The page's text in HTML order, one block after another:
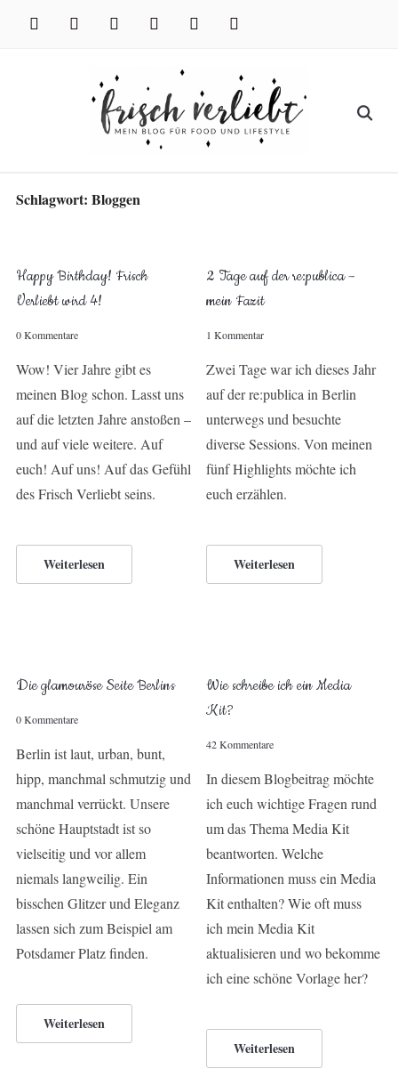
facebook instagram pinterest twitter xing youtube
Search
Schlagwort: Bloggen
Happy Birthday! Frisch
Verliebt wird 4!
0 Kommentare
Wow! Vier Jahre gibt es
meinen Blog schon. Lasst uns
auf die letzten Jahre anstoßen –
und auf viele weitere. Auf
euch! Auf uns! Auf das Gefühl
des Frisch Verliebt seins.
Weiterlesen
2 Tage auf der re:publica –
mein Fazit
1 Kommentar
Zwei Tage war ich dieses Jahr
auf der re:publica in Berlin
unterwegs und besuchte
diverse Sessions. Von meinen
fünf Highlights möchte ich
euch erzählen.
Weiterlesen
Die glamouröse Seite Berlins
0 Kommentare
Berlin ist laut, urban, bunt,
hipp, manchmal schmutzig und
manchmal verrückt. Unsere
schöne Hauptstadt ist so
vielseitig und vor allem
niemals langweilig. Ein
bisschen Glitzer und Eleganz
lassen sich zum Beispiel am
Potsdamer Platz finden.
Weiterlesen
Wie schreibe ich ein Media
Kit?
42 Kommentare
In diesem Blogbeitrag möchte
ich euch wichtige Fragen rund
um das Thema Media Kit
beantworten. Welche
Informationen muss ein Media
Kit enthalten? Wie oft muss
ich mein Media Kit
aktualisieren und wo bekomme
ich eine schöne Vorlage her?
Weiterlesen